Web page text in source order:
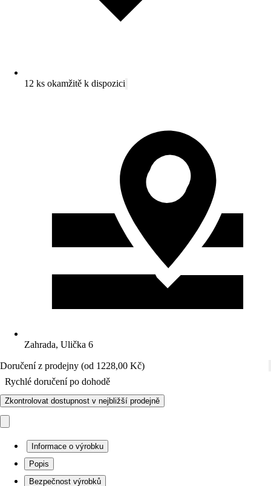
12 ks okamžitě k dispozici
Zahrada, Ulička 6
Doručení z prodejny (od 1228,00 Kč)
Rychlé doručení po dohodě
Zkontrolovat dostupnost v nejbližší prodejně
Informace o výrobku
Popis
Bezpečnost výrobků